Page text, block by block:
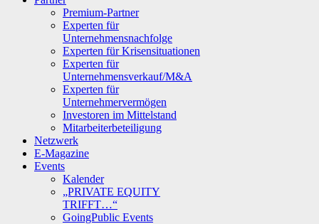
Premium-Partner
Experten für
Unternehmensnachfolge
Experten für Krisensituationen
Experten für
Unternehmensverkauf/M&A
Experten für
Unternehmervermögen
Investoren im Mittelstand
Mitarbeiterbeteiligung
Netzwerk
E-Magazine
Events
Kalender
„PRIVATE EQUITY
TRIFFT…“
GoingPublic Events